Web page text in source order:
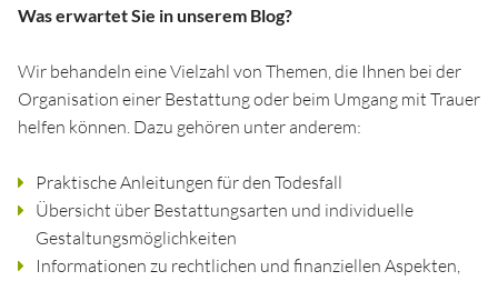
Was erwartet Sie in unserem Blog?
Wir behandeln eine Vielzahl von Themen, die Ihnen bei der
Organisation einer Bestattung oder beim Umgang mit Trauer
helfen können. Dazu gehören unter anderem:
Praktische Anleitungen für den Todesfall
Übersicht über Bestattungsarten und individuelle
Gestaltungsmöglichkeiten
Informationen zu rechtlichen und finanziellen Aspekten,